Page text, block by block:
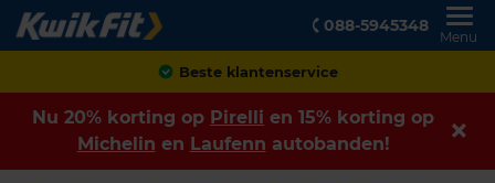
088-5945348
Menu
Achteraf betalen
Nu 20% korting op Pirelli en 15% korting op
Michelin en Laufenn autobanden!